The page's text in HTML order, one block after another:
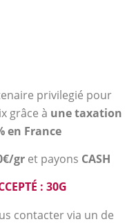
privilegié pour
grâce à une taxation
en France
gr et payons CASH
: 30G
contacter via un de